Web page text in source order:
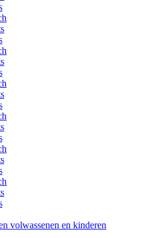
volwassenen en kinderen